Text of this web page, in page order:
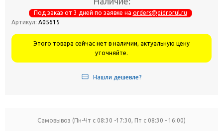
Под заказ от 3 дней по заявке на orders@gidrorul.ru
Артикул: А05615
Этого товара сейчас нет в наличии, актуальную цену
уточняйте.
Нашли дешевле?
Самовывоз (Пн-Чт с 08:30 -17:30, Пт с 08:30 - 16:00)